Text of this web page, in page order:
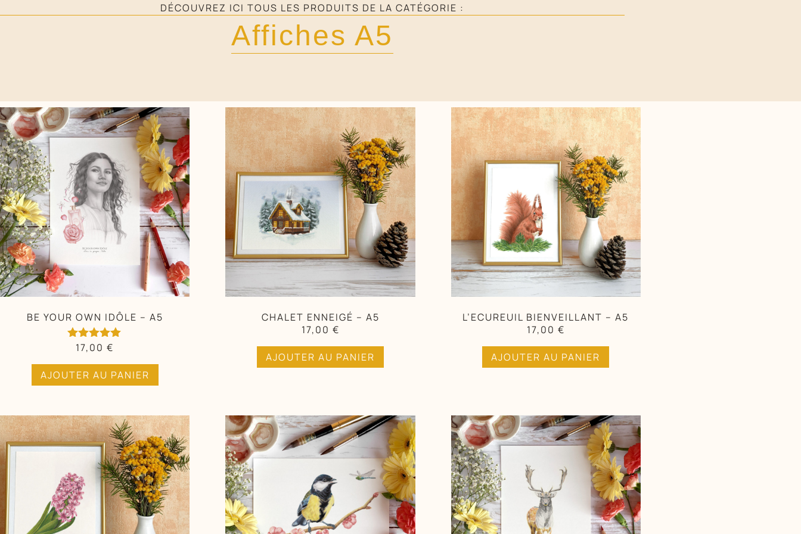
DÉCOUVREZ ICI TOUS LES PRODUITS DE LA CATÉGORIE :
Affiches A5
BE YOUR OWN IDÔLE – A5
Note
sur 5
17,00€
AJOUTER AU PANIER
CHALET ENNEIGÉ – A5
17,00 €
AJOUTER AU PANIER
L’ECUREUIL BIENVEILLANT – A5
17,00 €
AJOUTER AU PANIER